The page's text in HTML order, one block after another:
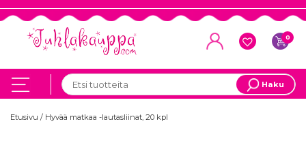
0
Haku
Etusivu / Hyvää matkaa -lautasliinat, 20 kpl